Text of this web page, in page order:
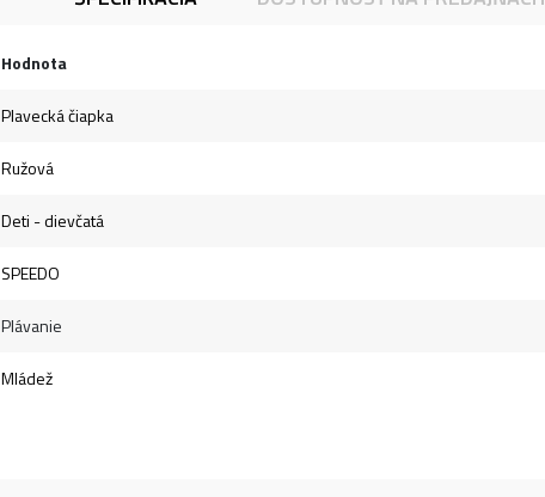
Hodnota
Plavecká čiapka
Ružová
Deti - dievčatá
SPEEDO
Plávanie
Mládež